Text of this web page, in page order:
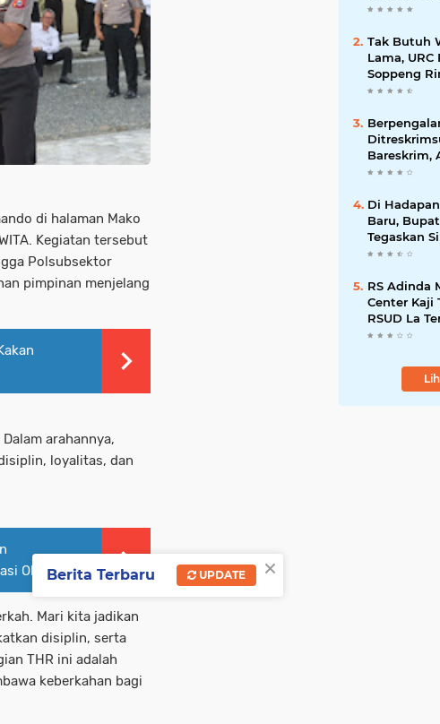
di halaman Mako
Kegiatan tersebut
Polsubsektor
pimpinan menjelang
arahannya,
loyalitas, dan
Objektif
Mari kita jadikan
disiplin, serta
THR ini adalah
keberkahan bagi
Street
Tak Butuh
Lama, URC
Soppeng
Terduga
Bareskrim,
Budiyanto
Di
Baru,
Tegaskan
Kunci
RS Adinda
Center Kaji
RSUD La
×
Berita Terbaru UPDATE